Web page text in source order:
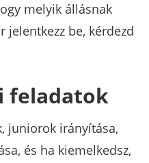
melyik állásnak
jelentkezz be, kérdezd
feladatok
juniorok irányítása,
és ha kiemelkedsz,